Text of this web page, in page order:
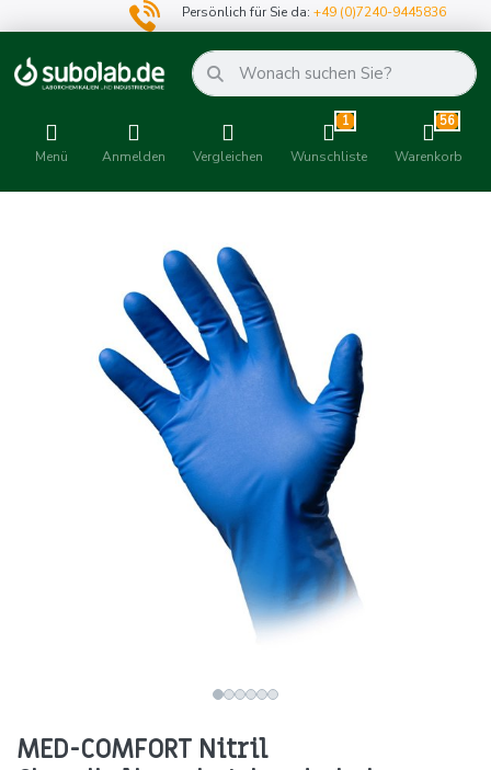
Persönlich für Sie da:+49 (0)7240-9445836
Menü Anmelden Vergleichen
1
Wunschliste
56
Warenkorb
MED-COMFORT Nitril